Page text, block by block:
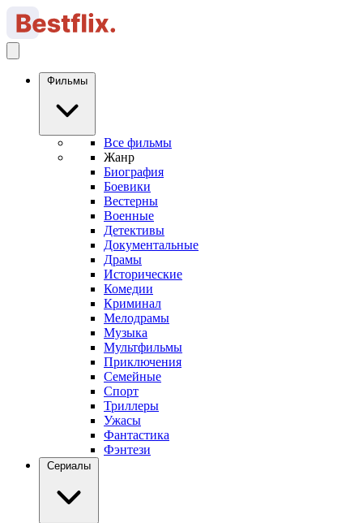
Фильмы
Все фильмы
Жанр
Биография
Боевики
Вестерны
Военные
Детективы
Документальные
Драмы
Исторические
Комедии
Криминал
Мелодрамы
Музыка
Мультфильмы
Приключения
Семейные
Спорт
Триллеры
Ужасы
Фантастика
Фэнтези
Сериалы